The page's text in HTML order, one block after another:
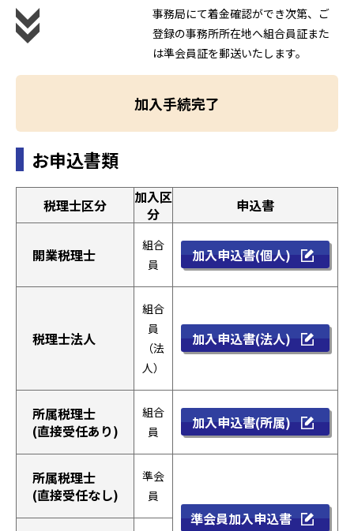
事務局にて着金確認ができ次第、ご
登録の事務所所在地へ組合員証また
は準会員証を郵送いたします。
加入手続完了
お申込書類
税理士区分
加入区
分
申込書
開業税理士
組合
員
加入申込書(個人)
税理士法人
組合
員
（法
人）
加入申込書(法人)
所属税理士
(直接受任あり)
組合
員
加入申込書(所属)
所属税理士
(直接受任なし)
準会
員
準会員加入申込書